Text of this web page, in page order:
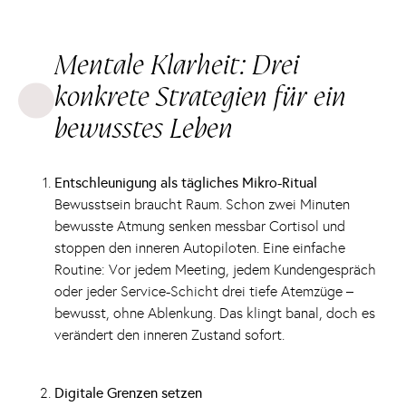
Mentale Klarheit: Drei
konkrete Strategien für ein
bewusstes Leben
Entschleunigung als tägliches Mikro-Ritual
Bewusstsein braucht Raum. Schon zwei Minuten
bewusste Atmung senken messbar Cortisol und
stoppen den inneren Autopiloten. Eine einfache
Routine: Vor jedem Meeting, jedem Kundengespräch
oder jeder Service-Schicht drei tiefe Atemzüge –
bewusst, ohne Ablenkung. Das klingt banal, doch es
verändert den inneren Zustand sofort.
Digitale Grenzen setzen